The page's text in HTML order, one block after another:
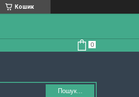
Кошик
Пошук...